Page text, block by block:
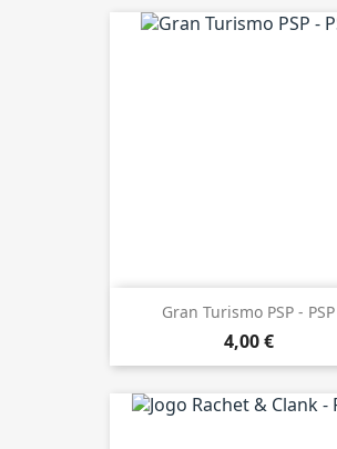
Gran Turismo PSP - PSP
4,00 €